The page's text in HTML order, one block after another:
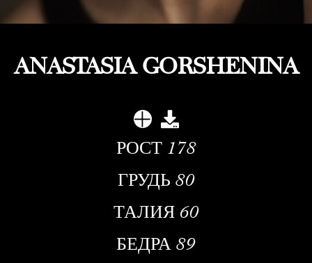
ANASTASIA GORSHENINA
РОСТ 178
ГРУДЬ 80
ТАЛИЯ 60
БЕДРА 89